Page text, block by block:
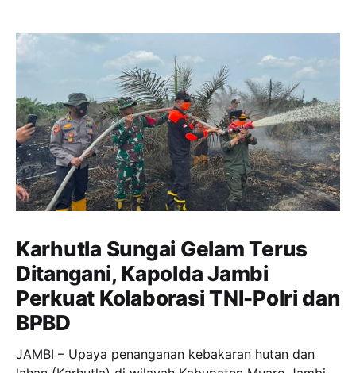
Karhutla Sungai Gelam Terus
Ditangani, Kapolda Jambi
Perkuat Kolaborasi TNI-Polri dan
BPBD
JAMBI – Upaya penanganan kebakaran hutan dan